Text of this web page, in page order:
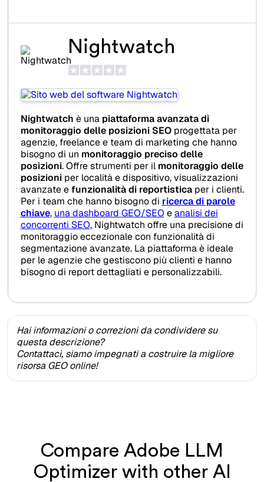
Nightwatch
Nightwatch è una piattaforma avanzata di
monitoraggio delle posizioni SEOprogettata per
agenzie, freelance e team di marketing che hanno
bisogno di un monitoraggio preciso delle
posizioni. Offre strumenti per il monitoraggio delle
posizioniper località e dispositivo, visualizzazioni
avanzate efunzionalità di reportisticaper i clienti.
Per i team che hanno bisogno di ricerca di parole
chiave, una dashboard GEO/SEO eanalisi dei
concorrenti SEO, Nightwatch offre una precisione di
monitoraggio eccezionale con funzionalità di
segmentazione avanzate. La piattaforma è ideale
per le agenzie che gestiscono più clienti e hanno
bisogno di report dettagliati e personalizzabili.
Hai informazioni o correzioni da condividere su
questa descrizione?
Contattaci, siamo impegnati a costruire la migliore
risorsa GEO online!
Compare Adobe LLM
Optimizer with other AI